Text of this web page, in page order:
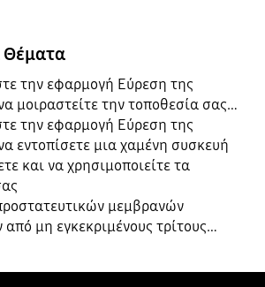
Θέματα
την εφαρμογή Εύρεση της
μοιραστείτε την τοποθεσία σας
το παιδί, την οικογένειά σας και
την εφαρμογή Εύρεση της
εντοπίσετε μια χαμένη συσκευή
και να χρησιμοποιείτε τα
μεμβρανών
μη εγκεκριμένους τρίτους